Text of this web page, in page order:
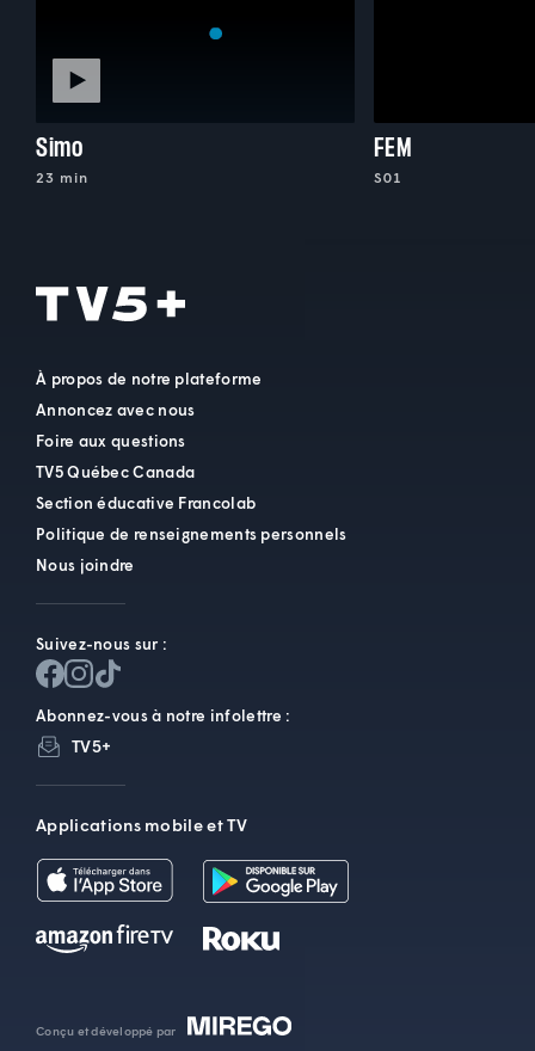
Simo
23 min
FEM
S01
À propos de notre plateforme
Annoncez avec nous
Foire aux questions
TV5 Québec Canada
Section éducative Francolab
Politique de renseignements personnels
Nous joindre
Suivez-nous sur :
Abonnez-vous à notre infolettre :
TV5+
Applications mobile et TV
Conçu et développé par